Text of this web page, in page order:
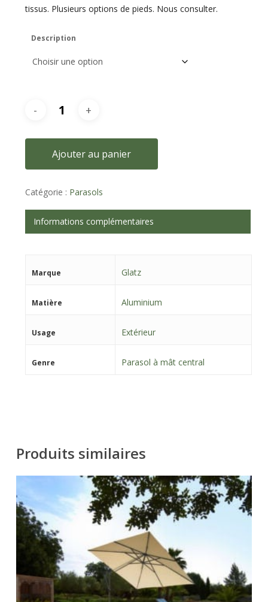
tissus. Plusieurs options de pieds. Nous consulter.
Description
Ajouter au panier
Catégorie : Parasols
Informations complémentaires
Marque Glatz
Matière Aluminium
Usage Extérieur
Genre Parasol à mât central
Produits similaires